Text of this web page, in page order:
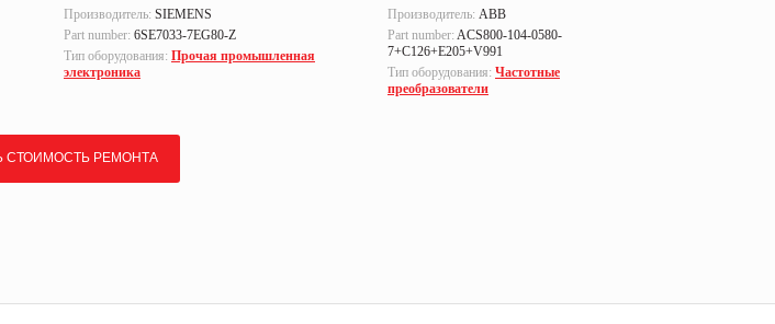
Производитель: SIEMENS
Part number: 6SE7033-7EG80-Z
Тип оборудования: Прочая промышленная
электроника
Производитель: ABB
Part number: ACS800-104-0580-
7+C126+E205+V991
Тип оборудования: Частотные
преобразователи
СТОИМОСТЬ РЕМОНТА